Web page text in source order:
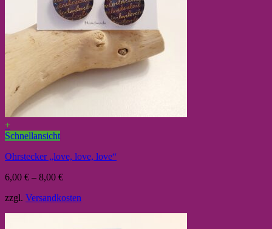
+
Schnellansicht
Ohrstecker „love, love, love“
6,00 € – 8,00 €
zzgl. Versandkosten